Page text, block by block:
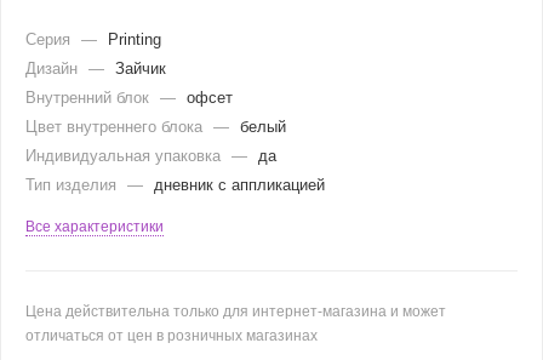
Серия —
Printing
Дизайн — Зайчик
Внутренний блок — офсет
Цвет внутреннего блока — белый
Индивидуальная упаковка —
да
Тип изделия
— дневник с аппликацией
Все характеристики
Цена действительна только для интернет-магазина и может
отличаться от цен в розничных магазинах